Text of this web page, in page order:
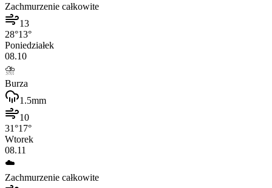
Zachmurzenie całkowite
13
28°13°
Poniedziałek
08.10
⛈️
Burza
1.5mm
10
31°17°
Wtorek
08.11
☁️
Zachmurzenie całkowite